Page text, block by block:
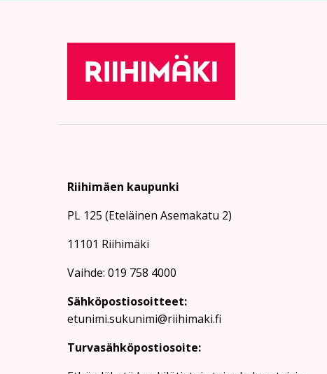
Riihimäen kaupunki
PL 125 (Eteläinen Asemakatu 2)
11101 Riihimäki
Vaihde: 019 758 4000
Sähköpostiosoitteet:
etunimi.sukunimi@riihimaki.fi
Turvasähköpostiosoite: